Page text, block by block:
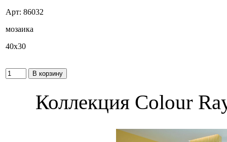
Арт: 86032
мозаика
40x30
Коллекция Colour